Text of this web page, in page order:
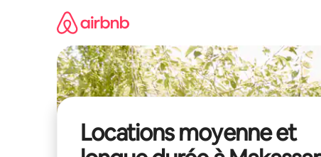
Locations moyenne et